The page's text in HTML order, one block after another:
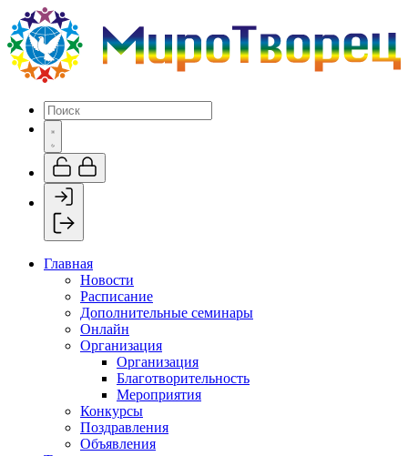
Главная
Новости
Расписание
Дополнительные семинары
Онлайн
Организация
Организация
Благотворительность
Мероприятия
Конкурсы
Поздравления
Объявления